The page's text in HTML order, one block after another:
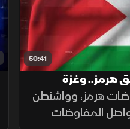
50:41
هرمز.. وغزة
هرمز، وواشنطن
المفاوضات